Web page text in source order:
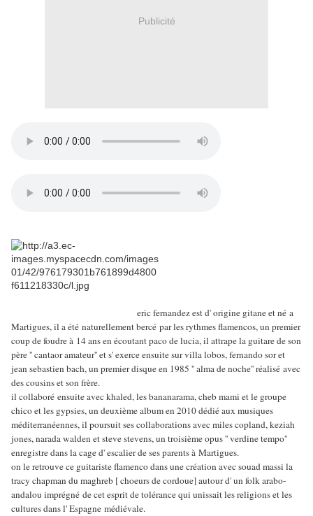
Publicité
eric fernandez est d' origine gitane et né a
Martigues, il aété naturellement bercé par les rythmes flamencos, un premier
coup de foudre à 14 ans en écoutant paco de lucia, il attrape la guitare de son
père '' cantaor amateur'' et s' exerce ensuite sur villa lobos, fernando sor et
jean sebastien bach, un premier disque en 1985 '' alma de noche'' réalisé avec
des cousins et son frère.
il collaboré ensuite avec khaled, les bananarama, cheb mami et le groupe
chico et les gypsies, un deuxième album en 2010 dédié aux musiques
méditerranéennes, il poursuit ses collaborations avec miles copland, keziah
jones, narada walden et steve stevens, un troisième opus '' verdine tempo''
enregistre dans la cage d' escalier de ses parents à Martigues.
on le retrouve ce guitariste flamenco dans une création avec souad massi la
tracy chapman du maghreb [ choeurs de cordoue] autour d' un folk arabo-
andalou imprégné de cet esprit de tolérance qui unissait les religions et les
cultures dans l'Espagne médiévale.